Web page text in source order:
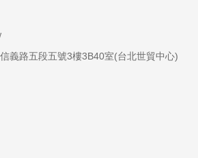
義路五段五號3樓3B40室(台北世貿中心)